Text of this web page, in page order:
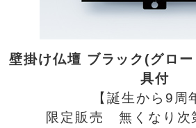
壁掛け仏壇 ブラック(グロ
具付
【誕生から9周
限定販売 無くなり次